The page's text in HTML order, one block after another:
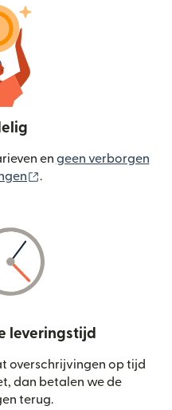
en geen verborgen
.
leveringstijd
overschrijvingen op tijd
dan betalen we de
terug.